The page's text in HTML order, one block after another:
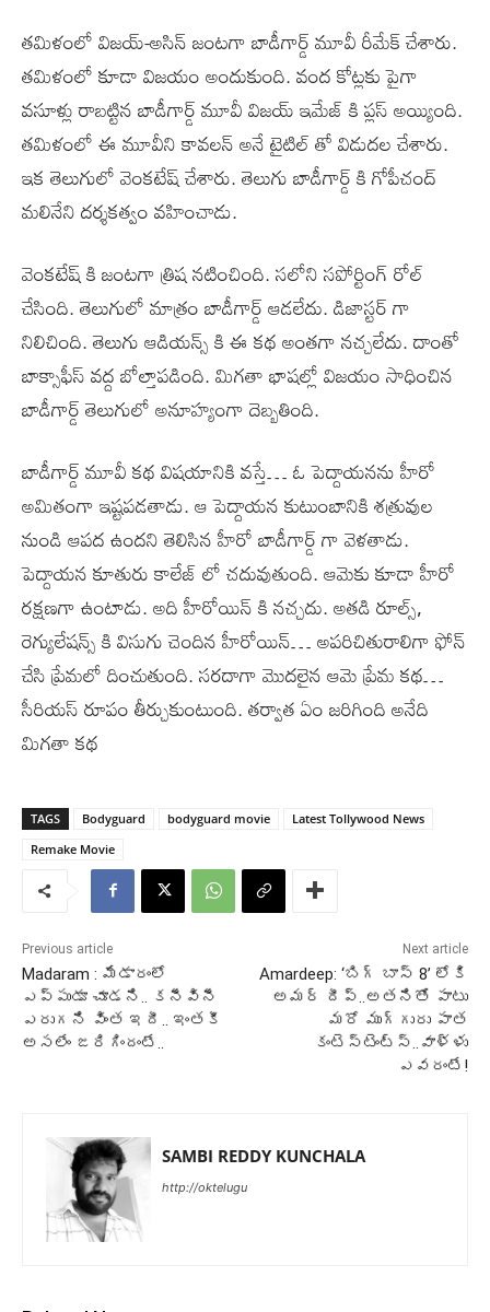
తమిళంలో విజయ్-అసిన్ జంటగా బాడీగార్డ్ మూవీ రీమేక్ చేశారు.
తమిళంలో కూడా విజయం అందుకుంది. వంద కోట్లకు పైగా
వసూళ్లు రాబట్టిన బాడీగార్డ్ మూవీ విజయ్ ఇమేజ్ కి ప్లస్ అయ్యింది.
తమిళంలో ఈ మూవీని కావలన్ అనే టైటిల్ తో విడుదల చేశారు.
ఇక తెలుగులో వెంకటేష్ చేశారు. తెలుగు బాడీగార్డ్ కి గోపీచంద్
మలినేని దర్శకత్వం వహించాడు.
వెంకటేష్ కి జంటగా త్రిష నటించింది. సలోని సపోర్టింగ్ రోల్
చేసింది. తెలుగులో మాత్రం బాడీగార్డ్ ఆడలేదు. డిజాస్టర్ గా
నిలిచింది. తెలుగు ఆడియన్స్ కి ఈ కథ అంతగా నచ్చలేదు. దాంతో
బాక్సాఫీస్ వద్ద బోల్తాపడింది. మిగతా భాషల్లో విజయం సాధించిన
బాడీగార్డ్ తెలుగులో అనూహ్యంగా దెబ్బతింది.
బాడీగార్డ్ మూవీ కథ విషయానికి వస్తే… ఓ పెద్దాయనను హీరో
అమితంగా ఇష్టపడతాడు. ఆ పెద్దాయన కుటుంబానికి శత్రువుల
నుండి ఆపద ఉందని తెలిసిన హీరో బాడీగార్డ్ గా వెళతాడు.
పెద్దాయన కూతురు కాలేజ్ లో చదువుతుంది. ఆమెకు కూడా హీరో
రక్షణగా ఉంటాడు. అది హీరోయిన్ కి నచ్చదు. అతడి రూల్స్,
రెగ్యులేషన్స్ కి విసుగు చెందిన హీరోయిన్… అపరిచితురాలిగా ఫోన్
చేసి ప్రేమలో దించుతుంది. సరదాగా మొదలైన ఆమె ప్రేమ కథ…
సీరియస్ రూపం తీర్చుకుంటుంది. తర్వాత ఏం జరిగింది అనేది
మిగతా కథ
TAGS Bodyguard bodyguard movie
Latest Tollywood News
Remake Movie
Previous article
Madaram : మేడారంలో
ఎప్పుడూ చూడని.. కనీవినీ
ఎరుగని వింత ఇదీ.. ఇంతకీ
అసలేం జరిగిందంటే..
Next article
Amardeep: ‘బిగ్ బాస్ 8’ లోకి
అమర్ దీప్..అతనితో పాటు
మరో ముగ్గురు పాత
కంటెస్టెంట్స్..వాళ్ళు
ఎవరంటే!
SAMBI REDDY KUNCHALA
http://oktelugu